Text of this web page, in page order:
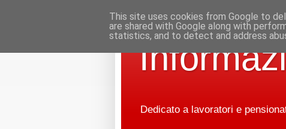
Dedicato a lavoratori e
This site uses cookies from Google to
are shared with Google along with
statistics, and to detect and address